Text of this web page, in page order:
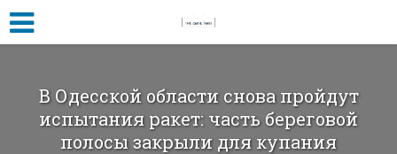
В Одесской области снова пройдут
испытания ракет: часть береговой
полосы закрыли для купания